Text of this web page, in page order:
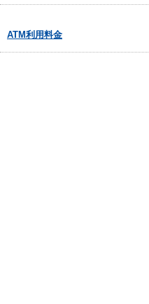
ATM利用料金